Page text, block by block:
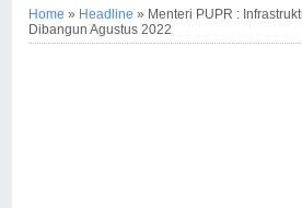
Home » Headline » Menteri PUPR :
Dibangun Agustus 2022